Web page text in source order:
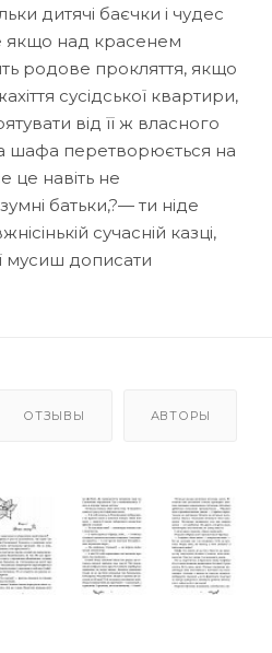
дитячі баєчки і чудес
якщо над красенем
родове прокляття, якщо
сусідської квартири,
від її ж власного
шафа перетворюється на
це навіть не
батьки,?— ти ніде
сучасній казці,
мусиш дописати
ОТЗЫВЫ АВТОРЫ